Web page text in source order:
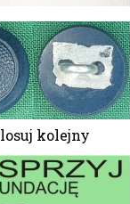
kolejny